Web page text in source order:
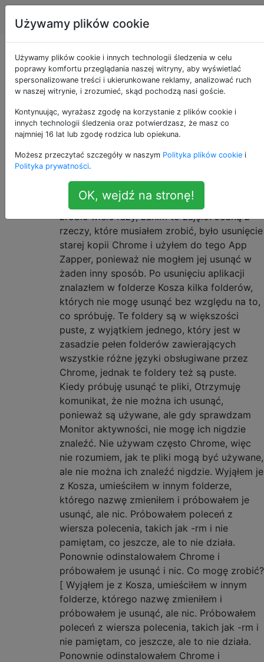
Apple Tagi
Pliki utknęły w koszu
1
system operacyjny na moim MBP. Po
ponownej instalacji próbowałem otworzyć
Zapomniałem komunikatu o błędzie. To było
Więc próbowałem go ponownie zainstalować
i to też była trudność, ponieważ musiałem to
zrobić wiele razy, zanim to zajęło. Jedną z
rzeczy, które musiałem zrobić, było usunięcie
starej kopii Chrome i użyłem do tego App
Zapper, ponieważ nie mogłem jej usunąć w
żaden inny sposób. Po usunięciu aplikacji
znalazłem w folderze Kosza kilka folderów,
których nie mogę usunąć bez względu na to,
co spróbuję. Te foldery są w większości
puste, z wyjątkiem jednego, który jest w
zasadzie pełen folderów zawierających
wszystkie różne języki obsługiwane przez
Chrome, jednak te foldery też są puste.
Kiedy próbuję usunąć te pliki, Otrzymuję
komunikat, że nie można ich usunąć,
ponieważ są używane, ale gdy sprawdzam
Monitor aktywności, nie mogę ich nigdzie
znaleźć. Nie używam często Chrome, więc
nie rozumiem, jak te pliki mogą być używane,
ale nie można ich znaleźć nigdzie. Wyjąłem je
z Kosza, umieściłem w innym folderze,
którego nazwę zmieniłem i próbowałem je
usunąć, ale nic. Próbowałem poleceń z
wiersza polecenia, takich jak -rm i nie
pamiętam, co jeszcze, ale to nie działa.
Ponownie odinstalowałem Chrome i
próbowałem je usunąć i nic. Co mogę zrobić?
[ Wyjąłem je z Kosza, umieściłem w innym
folderze, którego nazwę zmieniłem i
próbowałem je usunąć, ale nic. Próbowałem
poleceń z wiersza polecenia, takich jak -rm i
nie pamiętam, co jeszcze, ale to nie działa.
Ponownie odinstalowałem Chrome i
Używamy plików cookie
Używamy plików cookie i innych technologii śledzenia w celu
poprawy komfortu przeglądania naszej witryny, aby wyświetlać
spersonalizowane treści i ukierunkowane reklamy, analizować ruch
w naszej witrynie, i zrozumieć, skąd pochodzą nasi goście.
Kontynuując, wyrażasz zgodę na korzystanie z plików cookie i
innych technologii śledzenia oraz potwierdzasz, że masz co
najmniej 16 lat lub zgodę rodzica lub opiekuna.
Możesz przeczytać szczegóły w naszym Polityka plików cookie i
Polityka prywatności.
OK, wejdź na stronę!